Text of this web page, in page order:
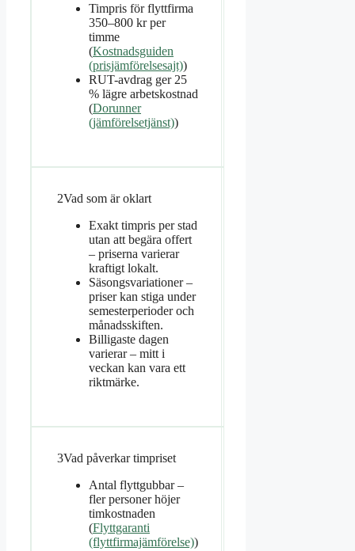
Timpris för flyttfirma
350–800 kr per
timme
(Kostnadsguiden
(prisjämförelsesajt))
RUT-avdrag ger 25
% lägre arbetskostnad
(Dorunner
(jämförelsetjänst))
2Vad som är oklart
Exakt timpris per stad
utan att begära offert
– priserna varierar
kraftigt lokalt.
Säsongsvariationer –
priser kan stiga under
semesterperioder och
månadsskiften.
Billigaste dagen
varierar – mitt i
veckan kan vara ett
riktmärke.
3Vad påverkar timpriset
Antal flyttgubbar –
fler personer höjer
timkostnaden
(Flyttgaranti
(flyttfirmajämförelse))